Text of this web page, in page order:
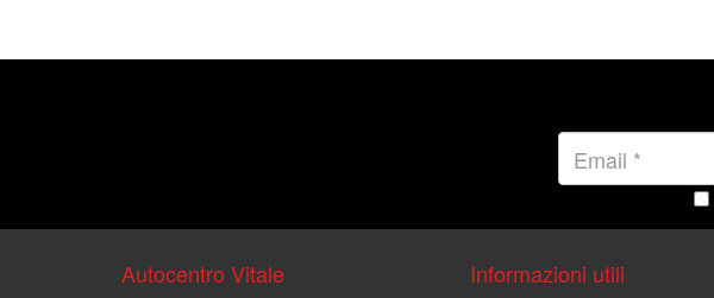
Autocentro Vitale Informazioni utili